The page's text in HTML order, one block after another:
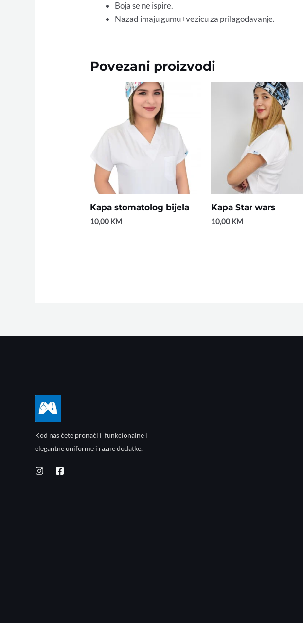
Boja se ne ispire.
Nazad imaju gumu+vezicu za prilagođavanje.
Povezani proizvodi
Kapa stomatolog bijela
10,00 KM
Kapa Star wars
10,00 KM
Kod nas ćete pronaći i funkcionalne i
elegantne uniforme i razne dodatke.